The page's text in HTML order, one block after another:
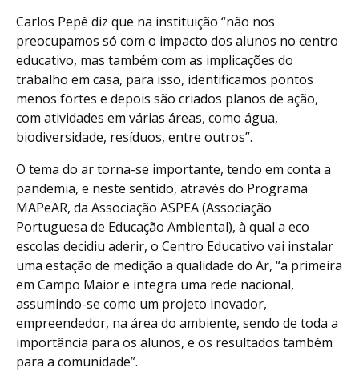
Carlos Pepê diz que na instituição “não nos
preocupamos só com o impacto dos alunos no centro
educativo, mas também com as implicações do
trabalho em casa, para isso, identificamos pontos
menos fortes e depois são criados planos de ação,
com atividades em várias áreas, como água,
biodiversidade, resíduos, entre outros”.
O tema do ar torna-se importante, tendo em conta a
pandemia, e neste sentido, através do Programa
MAPeAR, da Associação ASPEA (Associação
Portuguesa de Educação Ambiental), à qual a eco
escolas decidiu aderir, o Centro Educativo vai instalar
uma estação de medição a qualidade do Ar, “a primeira
em Campo Maior e integra uma rede nacional,
assumindo-se como um projeto inovador,
empreendedor, na área do ambiente, sendo de toda a
importância para os alunos, e os resultados também
para a comunidade”.